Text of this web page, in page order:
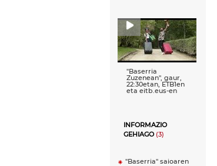
''Baserria
Zuzenean'', gaur,
22:30etan, ETB1en
eta eitb.eus-en
INFORMAZIO
GEHIAGO(3)
"Baserria" saioaren